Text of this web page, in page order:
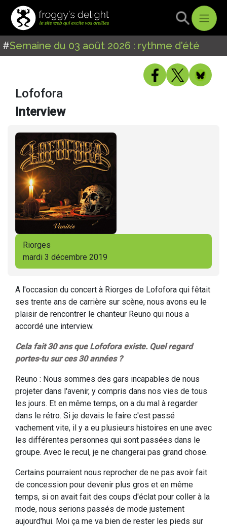
#Semaine du 03 août 2026 : rythme d'été
Lofofora
Interview
Riorges
mardi 3 décembre 2019
A l'occasion du concert à Riorges de Lofofora qui fêtait
ses trente ans de carrière sur scène, nous avons eu le
plaisir de rencontrer le chanteur Reuno qui nous a
accordé une interview.
Cela fait 30 ans que Lofofora existe. Quel regard
portes-tu sur ces 30 années ?
Reuno : Nous sommes des gars incapables de nous
projeter dans l'avenir, y compris dans nos vies de tous
les jours. Et en même temps, on a du mal à regarder
dans le rétro. Si je devais le faire c'est passé
vachement vite, il y a eu plusieurs histoires en une avec
les différentes personnes qui sont passées dans le
groupe. Avec le recul, je ne changerai pas grand chose.
Certains pourraient nous reprocher de ne pas avoir fait
de concession pour devenir plus gros et en même
temps, si on avait fait des coups d'éclat pour coller à la
mode, nous serions passés de mode justement
aujourd'hui. Moi ça me va bien de rester les pieds sur